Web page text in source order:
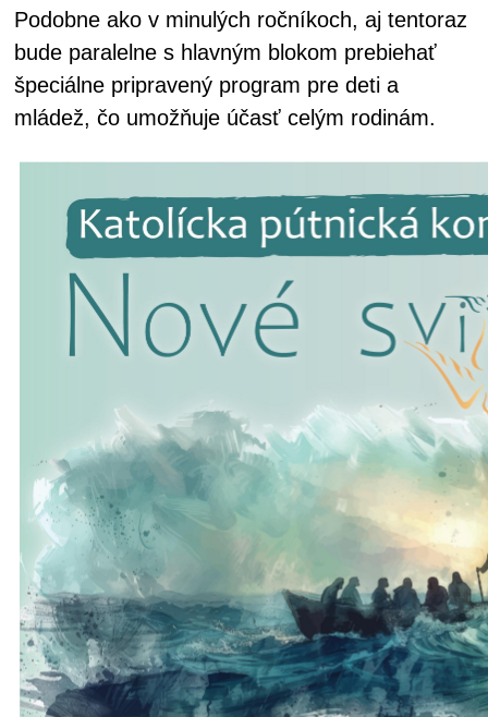
Podobne ako v minulých ročníkoch, aj tentoraz
bude paralelne s hlavným blokom prebiehať
špeciálne pripravený program pre deti a
mládež, čo umožňuje účasť celým rodinám.